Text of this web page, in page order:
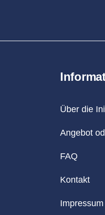
Über die
Angebot
FAQ
Kontakt
Impressum